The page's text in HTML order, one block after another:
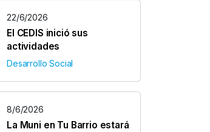
22/6/2026
El CEDIS inició sus
actividades
Desarrollo Social
8/6/2026
La Muni en Tu Barrio estará